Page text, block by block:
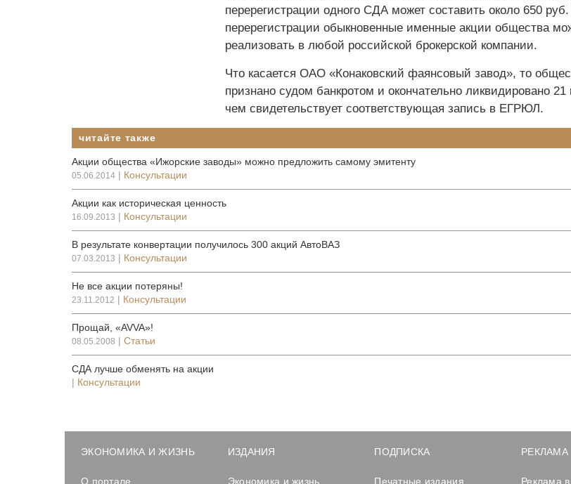
перерегистрации одного СДА может составить около 650
перерегистрации обыкновенные именные акции общества
реализовать в любой российской брокерской компании.
Что касается ОАО «Конаковский фаянсовый завод», то
признано судом банкротом и окончательно ликвидировано 21
чем свидетельствует соответствующая запись в ЕГРЮЛ.
читайте также
Акции общества «Ижорские заводы» можно предложить самому эмитенту
05.06.2014 | Консультации
Акции как историческая ценность
16.09.2013 | Консультации
В результате конвертации получилось 300 акций АвтоВАЗ
07.03.2013 | Консультации
Не все акции потеряны!
23.11.2012 | Консультации
Прощай, «AVVA»!
08.05.2008 | Статьи
СДА лучше обменять на акции
| Консультации
ЭКОНОМИКА И ЖИЗНЬ
О портале
ИЗДАНИЯ
Экономика и жизнь
ПОДПИСКА
Печатные издания
РЕКЛАМА
Реклама